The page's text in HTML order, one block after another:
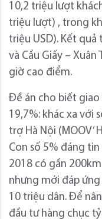
10,2 triệu lượt
triệu lượt) , trong
triệu USD). Kết quả
và Cầu Giấy –
giờ cao điểm.
Đề án cho biết
19,7%: khác xa với
trợ Hà Nội (MOOV’
Con số 5% đáng
2018 có gần
nhưng mới đáp
10 triệu dân. Để
đầu tư hàng chục